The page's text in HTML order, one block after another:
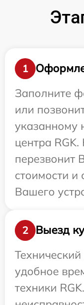
1
Заполните
или
указанному
центра
перезвонит
стоимости и
Вашего
2
Выезд
удобное
техники